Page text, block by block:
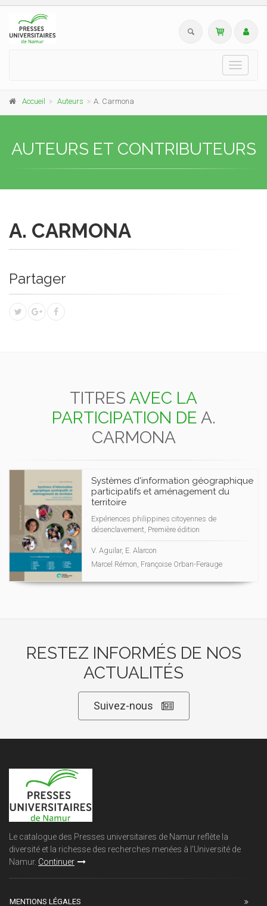
Toggle
Accueil Auteurs A. Carmona
AUTEURS ET CONTRIBUTEURS
A. CARMONA
Partager
TITRES AVEC LA
PARTICIPATION DE A.
CARMONA
Systèmes d'information géographique
participatifs et aménagement du
territoire
Expériences philippines citoyennes de
désenclavement, Première édition
V. Aguilar, E. Alarcon
Marcel Rémon, Françoise Orban-Ferauge
RESTEZ INFORMÉS DE NOS
ACTUALITÉS
Suivez-nous
Le catalogue des Presses universitaires de Namur reflète la
diversité et la richesse des recherches menées à l'Université de
Namur. Continuer
MENTIONS LÉGALES